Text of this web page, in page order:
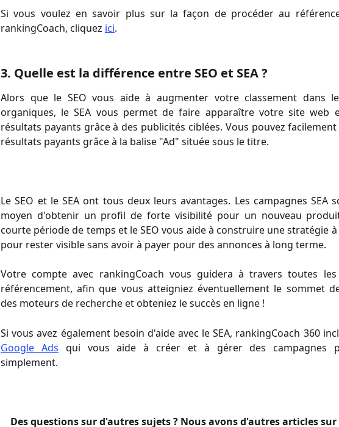
Si vous voulez en savoir plus sur la façon de procéder au
rankingCoach, cliquez ici.
3. Quelle est la différence entre SEO et SEA ?
Alors que le SEO vous aide à augmenter votre classement dans
organiques, le SEA vous permet de faire apparaître votre site web
résultats payants grâce à des publicités ciblées. Vous pouvez
résultats payants grâce à la balise "Ad" située sous le titre.
Le SEO et le SEA ont tous deux leurs avantages. Les campagnes SEA
moyen d'obtenir un profil de forte visibilité pour un nouveau
courte période de temps et le SEO vous aide à construire une stratégie
pour rester visible sans avoir à payer pour des annonces à long terme.
Votre compte avec rankingCoach vous guidera à travers toutes
référencement, afin que vous atteigniez éventuellement le sommet
des moteurs de recherche et obteniez le succès en ligne !
Si vous avez également besoin d'aide avec le SEA, rankingCoach 360
Google Ads qui vous aide à créer et à gérer des campagnes
simplement.
Des questions sur d'autres sujets ? Nous avons d'autres articles